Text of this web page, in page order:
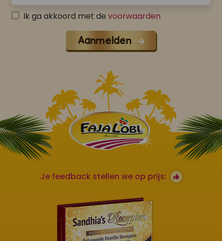
Ik ga akkoord met de voorwaarden
Aanmelden
Je feedback stellen we op prijs: